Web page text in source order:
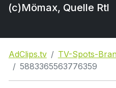
(c)Mömax, Quelle Rtl
AdClips.tv TV-Spots-
5883365563776359